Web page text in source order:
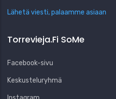
Lähetä viesti, palaamme asiaan
Torrevieja.fi SoMe
Facebook-sivu
Keskusteluryhmä